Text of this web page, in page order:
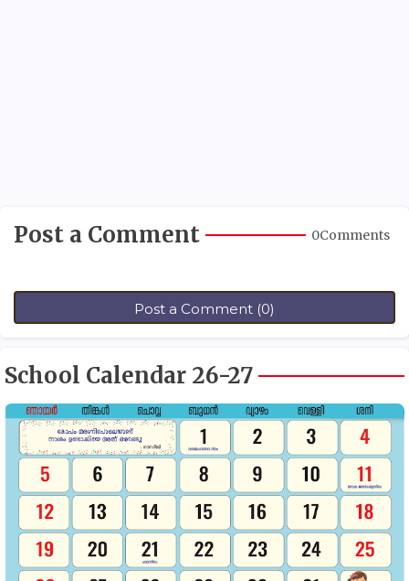
Post a Comment 0Comments
Post a Comment (0)
School Calendar 26-27